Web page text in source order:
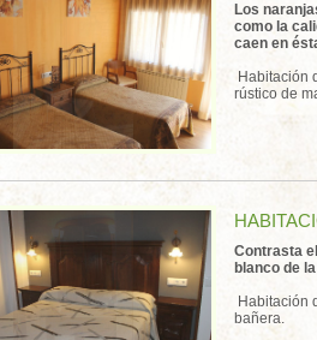
Los
como la
caen en
Habitación
rústico de
Contrasta
blanco de
Habitación
bañera.